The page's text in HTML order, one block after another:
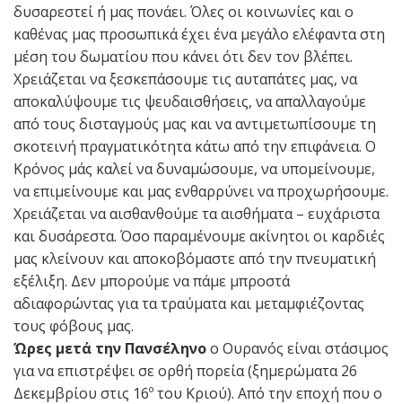
δυσαρεστεί ή μας πονάει. Όλες οι κοινωνίες και ο
καθένας μας προσωπικά έχει ένα μεγάλο ελέφαντα στη
μέση του δωματίου που κάνει ότι δεν τον βλέπει.
Χρειάζεται να ξεσκεπάσουμε τις αυταπάτες μας, να
αποκαλύψουμε τις ψευδαισθήσεις, να απαλλαγούμε
από τους δισταγμούς μας και να αντιμετωπίσουμε τη
σκοτεινή πραγματικότητα κάτω από την επιφάνεια. Ο
Κρόνος μάς καλεί να δυναμώσουμε, να υπομείνουμε,
να επιμείνουμε και μας ενθαρρύνει να προχωρήσουμε.
Χρειάζεται να αισθανθούμε τα αισθήματα – ευχάριστα
και δυσάρεστα. Όσο παραμένουμε ακίνητοι οι καρδιές
μας κλείνουν και αποκοβόμαστε από την πνευματική
εξέλιξη. Δεν μπορούμε να πάμε μπροστά
αδιαφορώντας για τα τραύματα και μεταμφιέζοντας
τους φόβους μας.
Ώρες μετά την Πανσέληνοο Ουρανός είναι στάσιμος
για να επιστρέψει σε ορθή πορεία (ξημερώματα 26
Δεκεμβρίου στις 16º του Κριού). Από την εποχή που ο